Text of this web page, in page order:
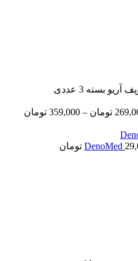
بسته 3 عددی
تومان –
359,000 تومان
تومان